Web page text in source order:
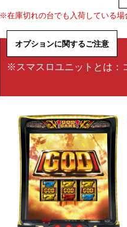
※在庫切れの台でも入荷している
オプションに関するご注意
※スマスロユニットとは：